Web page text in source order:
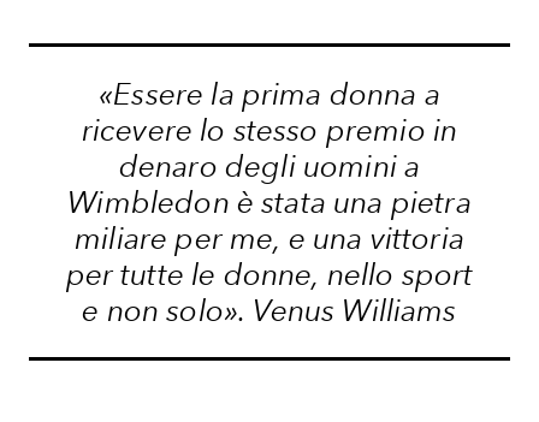
«Essere la prima donna a
ricevere lo stesso premio in
denaro degli uomini a
Wimbledon è stata una pietra
miliare per me, e una vittoria
per tutte le donne, nello sport
e non solo». Venus Williams